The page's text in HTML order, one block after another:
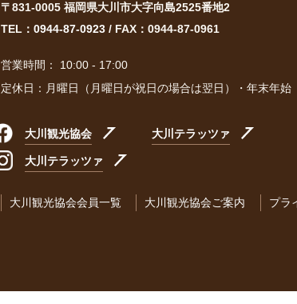
〒831-0005 福岡県大川市大字向島2525番地2
TEL： 0944-87-0923 / FAX：0944-87-0961
営業時間： 10:00 - 17:00
定休日：月曜日（月曜日が祝日の場合は翌日）・年末年始
大川観光協会 大川テラッツァ
大川テラッツァ
大川観光協会会員一覧 大川観光協会ご案内 プラ